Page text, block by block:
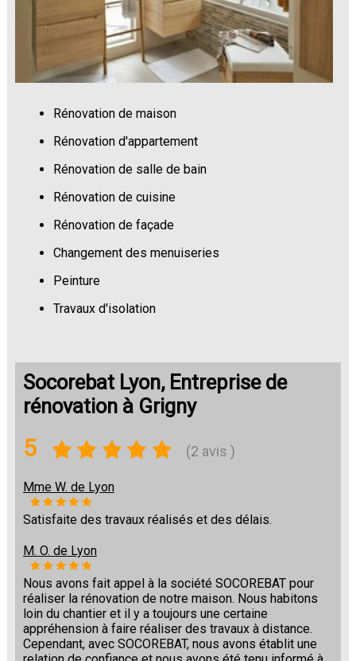
Rénovation de maison
Rénovation d'appartement
Rénovation de salle de bain
Rénovation de cuisine
Rénovation de façade
Changement des menuiseries
Peinture
Travaux d'isolation
Socorebat Lyon, Entreprise de
rénovation à Grigny
5 (2 avis )
Mme W. de Lyon
Satisfaite des travaux réalisés et des délais.
M. O. de Lyon
Nous avons fait appel à la société SOCOREBAT pour
réaliser la rénovation de notre maison. Nous habitons
loin du chantier et il y a toujours une certaine
appréhension à faire réaliser des travaux à distance.
Cependant, avec SOCOREBAT, nous avons établit une